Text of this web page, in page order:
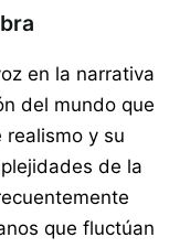
en la narrativa
del mundo que
realismo y su
de la
que fluctúan